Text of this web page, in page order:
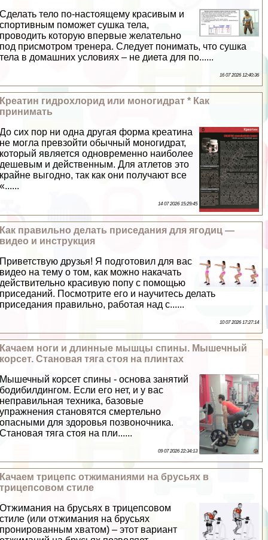
Сделать тело по-настоящему красивым и
спортивным поможет сушка тела,
проводить которую впервые желательно
под присмотром тренера. Следует понимать, что сушка
тела в домашних условиях – не диета для по......
16 07 2026 12:40:36
Креатин гидрохлорид или моногидрат * Как
принимать
До сих пор ни одна другая форма креатина
не могла превзойти обычный моногидрат,
который является одновременно наиболее
дешевым и действенным. Для атлетов это
крайне выгодно, так как они получают все
«......
14 07 2026 15:29:45
Как правильно делать приседания для ягoдиц —
видео и инструкция
Приветствую друзья! Я подготовил для вас
видео на тему о том, как можно накачать
действительно красивую попу с помощью
приседаний. Посмотрите его и научитесь делать
приседания правильно, работая над с......
10 07 2026 17:27:14
Качаем ноги и длинные мышцы спины. Мышечный
корсет. Становая тяга стоя на плинтах
Мышечный корсет спины - основа занятий
бодибилдингом. Если его нет, и у вас
неправильная техника, базовые
упражнения становятся cмepтельно
опасными для здоровья позвоночника.
Становая тяга стоя на пли......
09 07 2026 22:34:13
Качаем трицепс отжиманиями на брусьях в
трицепсовом стиле
Отжимания на брусьях в трицепсовом
стиле (или отжимания на брусьях
пронированным хватом) – этот вариант